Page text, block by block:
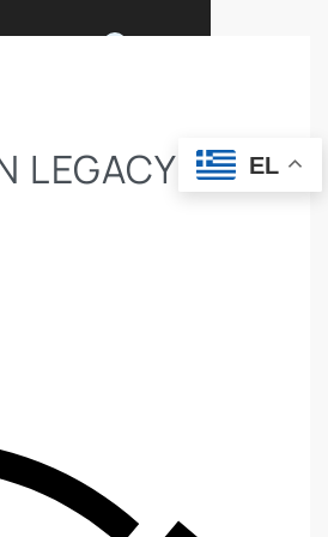
LEGACY
EL